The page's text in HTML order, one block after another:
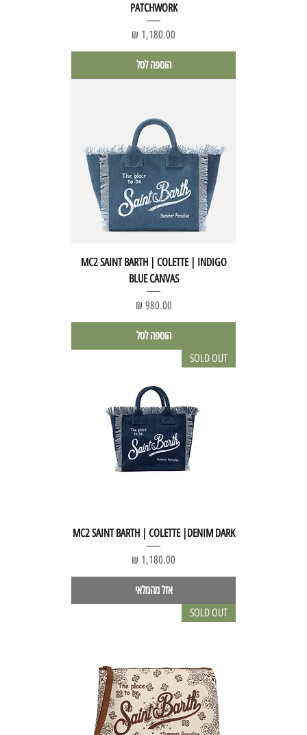
PATCHWORK
מחיר
הוספה לסל
MC2 SAINT BARTH | COLETTE | INDIGO
BLUE CANVAS
מחיר
הוספה לסל
SOLD OUT
MC2 SAINT BARTH | COLETTE |DENIM DARK
מחיר
אזל מהמלאי
SOLD OUT